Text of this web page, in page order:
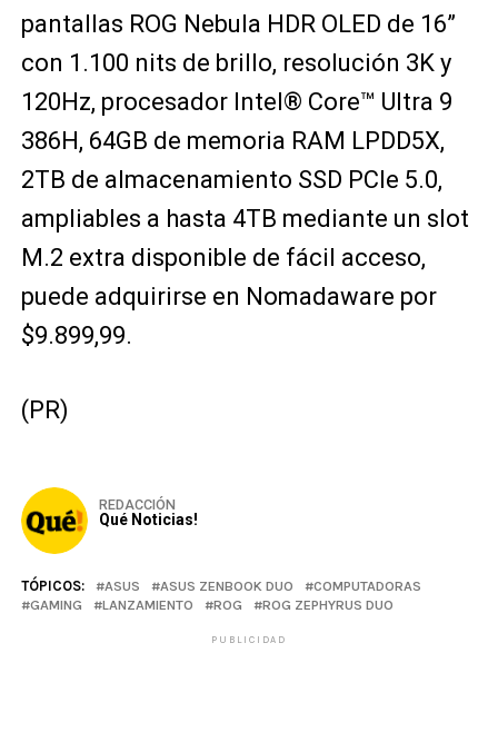
pantallas ROG Nebula HDR OLED de 16”
con 1.100 nits de brillo, resolución 3K y
120Hz, procesador Intel® Core™ Ultra 9
386H, 64GB de memoria RAM LPDD5X,
2TB de almacenamiento SSD PCIe 5.0,
ampliables a hasta 4TB mediante un slot
M.2 extra disponible de fácil acceso,
puede adquirirse en Nomadaware por
$9.899,99.
(PR)
REDACCIÓN
Qué Noticias!
TÓPICOS: ASUS ASUS ZENBOOK DUO
COMPUTADORAS
GAMING
LANZAMIENTO ROG ROG ZEPHYRUS DUO
PUBLICIDAD